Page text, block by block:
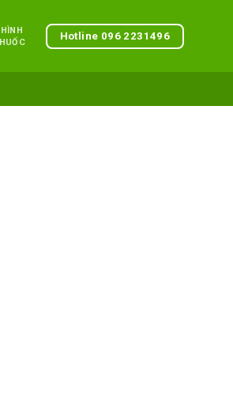
Hotline 096 2231496